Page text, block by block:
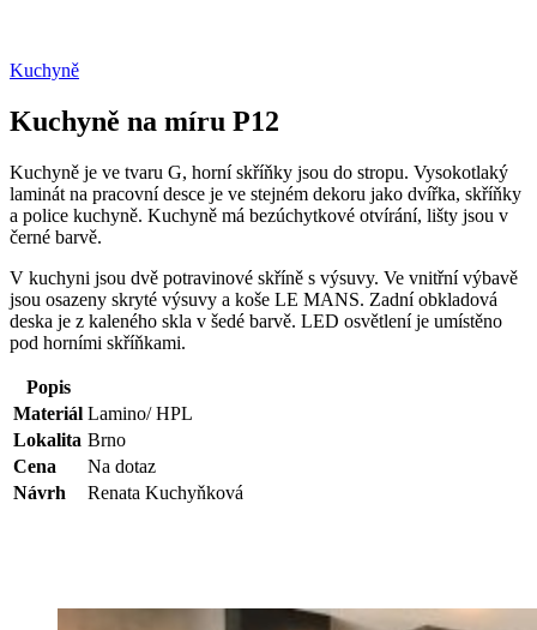
Kuchyně
Kuchyně na míru P12
Kuchyně je ve tvaru G, horní skříňky jsou do stropu. Vysokotlaký
laminát na pracovní desce je ve stejném dekoru jako dvířka, skříňky
a police kuchyně. Kuchyně má bezúchytkové otvírání, lišty jsou v
černé barvě.
V kuchyni jsou dvě potravinové skříně s výsuvy. Ve vnitřní výbavě
jsou osazeny skryté výsuvy a koše LE MANS. Zadní obkladová
deska je z kaleného skla v šedé barvě. LED osvětlení je umístěno
pod horními skříňkami.
Popis
Materiál Lamino/ HPL
Lokalita Brno
Cena
Na dotaz
Návrh
Renata Kuchyňková